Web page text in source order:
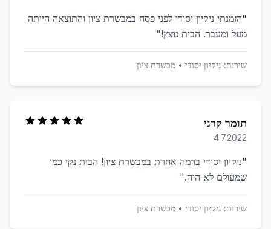
"הזמנתי ניקיון יסודי לפני פסח במבשרת ציון והתוצאה הייתה
מעל ומעבר. הבית נוצץ!"
שירות: ניקיון יסודי • מבשרת ציון
תומר קרני
4.7.2022
"ניקיון יסודי ברמה אחרת במבשרת ציון! הבית נקי כמו
שמעולם לא היה."
שירות: ניקיון יסודי • מבשרת ציון